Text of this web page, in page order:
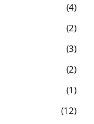
4
2
3
2
1
12